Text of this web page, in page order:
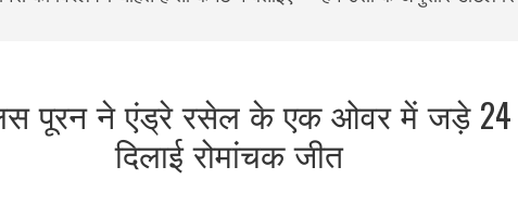
पूरन ने एंड्रे रसेल के एक ओवर में जड़े 24
दिलाई रोमांचक जीत